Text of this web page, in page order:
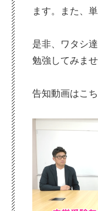
ます。また、
是非、ワタシ
勉強してみま
告知動画はこち